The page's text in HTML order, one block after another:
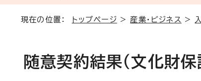
現在の位置： トップページ > 産業・ビジネス >
随意契約結果（文化財保